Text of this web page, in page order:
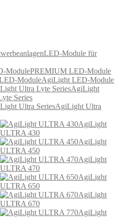
LED-Module für
PREMIUM LED-Module
AgiLight LED-Module
AgiLight
Series
AgiLight Ultra
AgiLight
ULTRA 430
AgiLight
ULTRA 450
AgiLight
ULTRA 470
AgiLight
ULTRA 650
AgiLight
ULTRA 670
AgiLight